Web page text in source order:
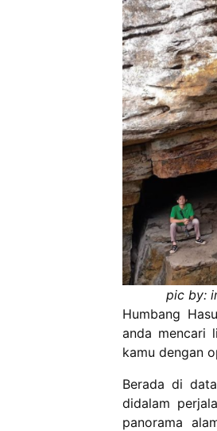
pic by:
Humbang
anda mencari
kamu dengan
Berada di
didalam
panorama